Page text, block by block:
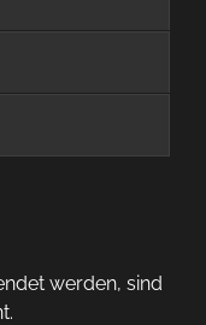
werden, sind